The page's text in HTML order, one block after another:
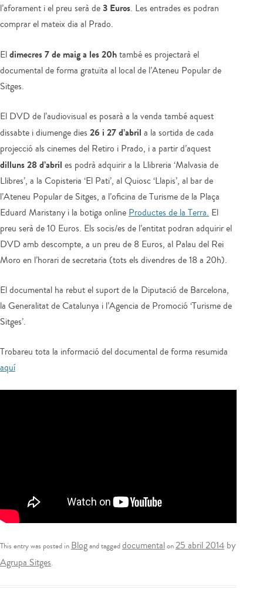
l’aforament i el preu serà de3 Euros. Les entrades es podran
comprar el mateix dia al Prado.
Eldimecres 7 de maig a les 20htambé es projectarà el
documental de forma gratuïta al local de l’Ateneu Popular de
Sitges.
El DVD de l’audiovisual es posarà a la venda també aquest
dissabte i diumenge dies 26 i 27 d’abril a la sortida de cada
projecció als cinemes del Retiro i Prado, i a partir d’aquest
dilluns 28 d’abril es podrà adquirir a la Llibreria ‘Malvasia de
Llibres’, a la Copisteria ‘El Pati’, al Quiosc ‘Llapis’, al bar de
l’Ateneu Popular de Sitges, a l’oficina de Turisme de la Plaça
Eduard Maristany i la botiga online Productes de la Terra. El
preu serà de 10 Euros. Els socis/es de l’entitat podran adquirir el
DVD amb descompte, a un preu de 8 Euros, al Palau del Rei
Moro en l’horari de secretaria (tots els divendres de 18 a 20h).
El documental ha rebut el suport de la Diputació de Barcelona,
la Generalitat de Catalunya i l’Agencia de Promoció ‘Turisme de
Sitges’.
Trobareu tota la informació del documental de forma resumida
aquí
This entry was posted in Blogand taggeddocumentalon25 abril 2014 by
Agrupa Sitges.